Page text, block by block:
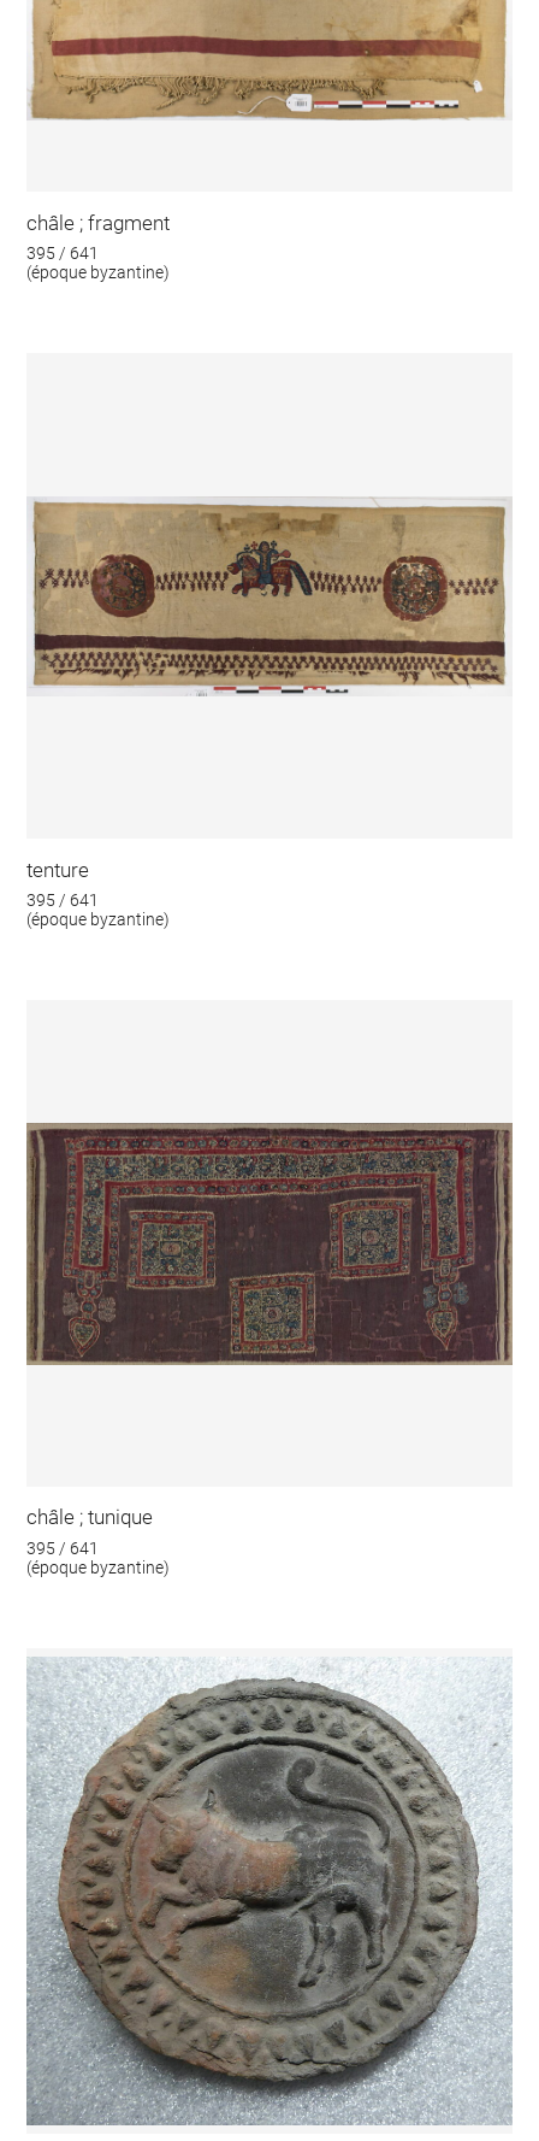
châle ; fragment
395 / 641
(époque byzantine)
tenture
395 / 641
(époque byzantine)
châle ; tunique
395 / 641
(époque byzantine)